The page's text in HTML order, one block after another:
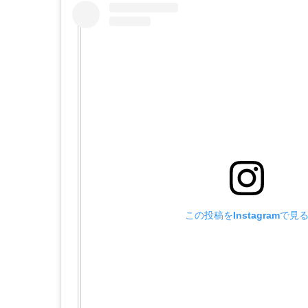
この投稿をInstagramで見る